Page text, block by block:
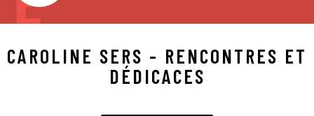
CAROLINE SERS - RENCONTRES ET
DÉDICACES